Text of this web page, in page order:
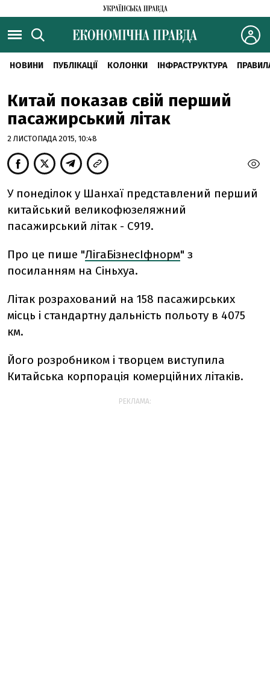
НОВИНИ ПУБЛІКАЦІЇ КОЛОНКИ ІНФРАСТРУКТУРА
Китай показав свій перший
пасажирський літак
2 ЛИСТОПАДА 2015, 10:48
У понеділок у Шанхаї представлений перший
китайський великофюзеляжний
пасажирський літак - С919.
Про це пише "ЛігаБізнесІфнорм" з
посиланням на Сіньхуа.
Літак розрахований на 158 пасажирських
місць і стандартну дальність польоту в 4075
км.
Його розробником і творцем виступила
Китайська корпорація комерційних літаків.
РЕКЛАМА: